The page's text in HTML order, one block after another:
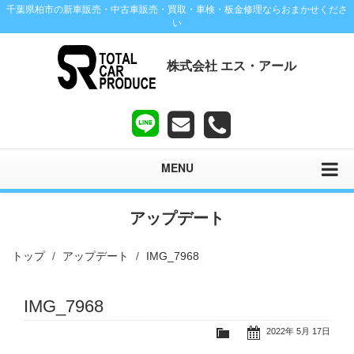
千葉県柏市の新車販売・中古車販売・買取・車検・板金修理ならおまかせくださ
い
株式会社 エス・アール
MENU
アップデート
トップ アップデート IMG_7968
IMG_7968
2022年 5月 17日